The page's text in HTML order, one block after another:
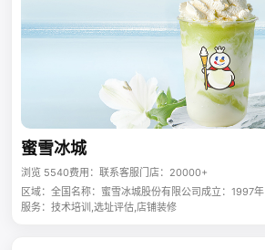
蜜雪冰城
浏览 5540费用：联系客服门店：20000+
区域：全国 名称：蜜雪冰城股份有限公司成立：1997年
服务：技术培训,选址评估,店铺装修